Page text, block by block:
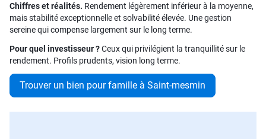
Chiffres et réalités. Rendement légèrement inférieur à la moyenne,
mais stabilité exceptionnelle et solvabilité élevée. Une gestion
sereine qui compense largement sur le long terme.
Pour quel investisseur ?Ceux qui privilégient la tranquillité sur le
rendement. Profils prudents, vision long terme.
Trouver un bien pour famille à Saint-mesmin